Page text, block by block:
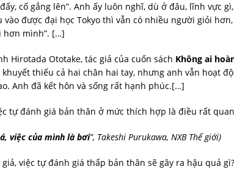
cố gắng lên”. Anh ấy luôn nghĩ, dù ở đâu, lĩnh vực
vào được đại học Tokyo thì vẫn có nhiều người giỏi
hơn mình”. […]
Hirotada Ototake, tác giả của cuốn sách Không ai
khuyết thiếu cả hai chân hai tay, nhưng anh vẫn hoạt
Anh đã kết hôn và sống rất hạnh phúc.[…]
tự đánh giá bản thân ở mức thích hợp là điều rất
việc của mình là bơi”, Takeshi Purukawa, NXB Thế giới)
giả, việc tự đánh giá thấp bản thân sẽ gây ra hậu quả